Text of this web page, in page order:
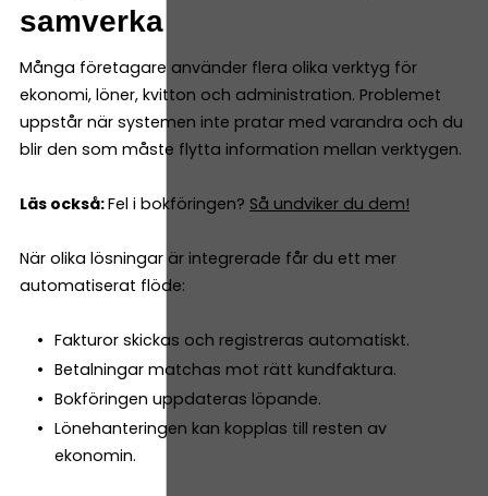
samverka
Många företagare använder flera olika verktyg för
ekonomi, löner, kvitton och administration. Problemet
uppstår när systemen inte pratar med varandra och du
blir den som måste flytta information mellan verktygen.
Läs också:Fel i bokföringen? Så undviker du dem!
När olika lösningar är integrerade får du ett mer
automatiserat flöde:
Fakturor skickas och registreras automatiskt.
Betalningar matchas mot rätt kundfaktura.
Bokföringen uppdateras löpande.
Lönehanteringen kan kopplas till resten av
ekonomin.